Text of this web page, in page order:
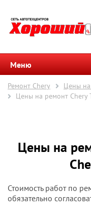
Меню
Ремонт Chery
Цены
Цены на ремонт Chery
Цены на
Стоимость работ по
обязательно